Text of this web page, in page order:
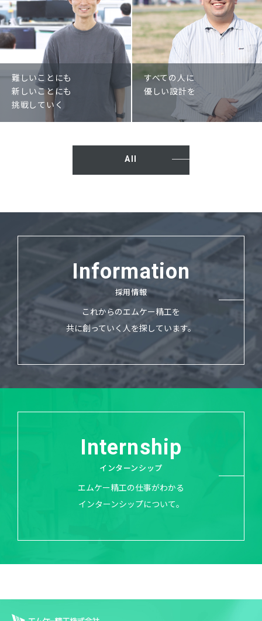
難しいことにも
新しいことにも
挑戦していく
すべての人に
優しい設計を
All
Information
採用情報
これからのエムケー精工を
共に創っていく人を探しています。
Internship
インターンシップ
エムケー精工の仕事がわかる
インターンシップについて。